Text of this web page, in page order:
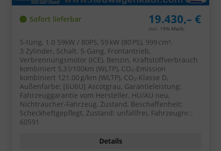
Sofort lieferbar 19.430,– €
incl. 19% MwSt.
5-türig, 1.0 59kW / 80PS, 59 kW (80 PS), 999 cm³,
3 Zylinder, Schalt. 5-Gang, Frontantrieb,
Verbrennungsmotor (ICE), Benzin, Kraftstoffverbrauch
kombiniert 5,3 l/100km (WLTP), CO₂-Emission
kombiniert 121.00 g/km (WLTP), CO₂-Klasse D,
Außenfarbe: [6U6U] Ascotgrau, Garantieleistung:
Fahrzeuggarantie vom Hersteller, HU/AU neu,
Nichtraucher-Fahrzeug, Zustand, Beschaffenheit:
Scheckheftgepflegt, Zustand: unfallfrei, Fahrzeugnr.:
60591
Details